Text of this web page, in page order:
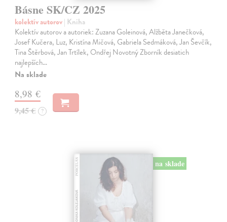
Básne SK/CZ 2025
kolektív autorov| Kniha
Kolektív autorov a autoriek: Zuzana Goleinová, Alžběta Janečková,
Josef Kučera, Luz, Kristína Mičová, Gabriela Sedmáková, Jan Ševčík,
Tina Štěrbová, Jan Trtílek, Ondřej Novotný Zborník desiatich
najlepších…
Na sklade
8,98 €
9,45 € ?
na sklade